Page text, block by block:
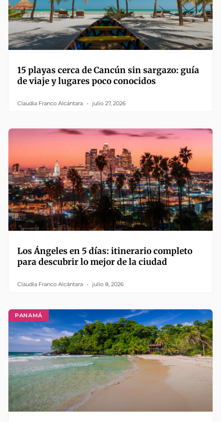
15 playas cerca de Cancún sin sargazo: guía
de viaje y lugares poco conocidos
Claudia Franco Alcántara julio 27, 2026
Los Ángeles en 5 días: itinerario completo
para descubrir lo mejor de la ciudad
Claudia Franco Alcántara julio 8, 2026
PANAMÁ